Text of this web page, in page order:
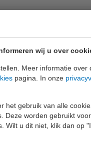
wij u over
Meer informatie over
pagina. In onze
het gebruik van alle
Deze worden gebruikt
Wilt u dit niet, klik dan op